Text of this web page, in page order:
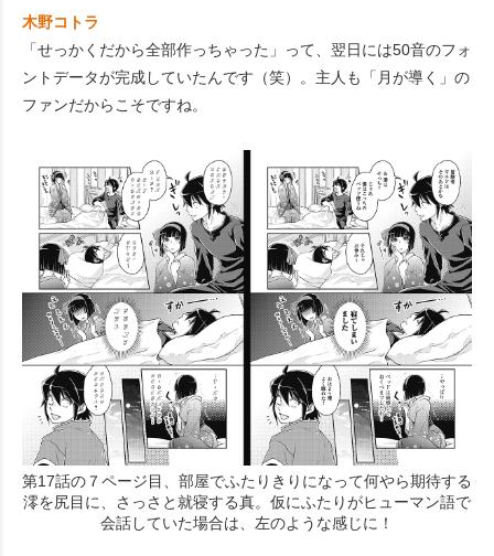
木野コトラ
「せっかくだから全部作っちゃった」って、翌日には50音のフォ
ントデータが完成していたんです（笑）。主人も「月が導く」の
ファンだからこそですね。
第17話の７ページ目、部屋でふたりきりになって何やら期待する
澪を尻目に、さっさと就寝する真。仮にふたりがヒューマン語で
会話していた場合は、左のような感じに！